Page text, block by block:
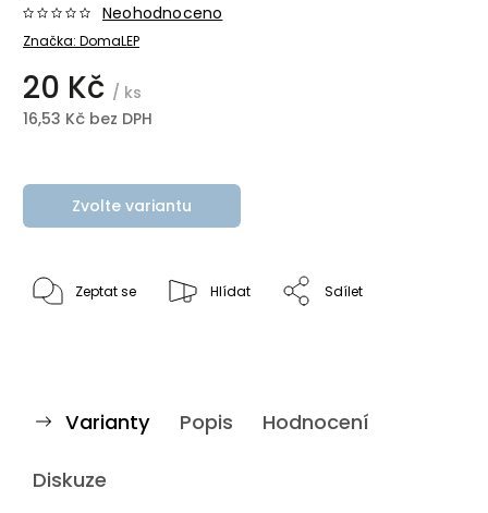
Značka: DomaLEP
Neohodnoceno
20 Kč / ks
16,53 Kč bez DPH
Zvolte variantu
Zeptat se Hlídat Sdílet
Varianty Popis Hodnocení
Diskuze